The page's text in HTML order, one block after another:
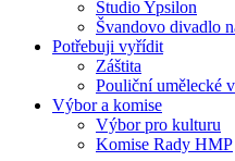
Studio Ypsilon
Švandovo divadlo
Potřebuji vyřídit
Záštita
Pouliční umělecké
Výbor a komise
Výbor pro kulturu
Komise Rady HMP